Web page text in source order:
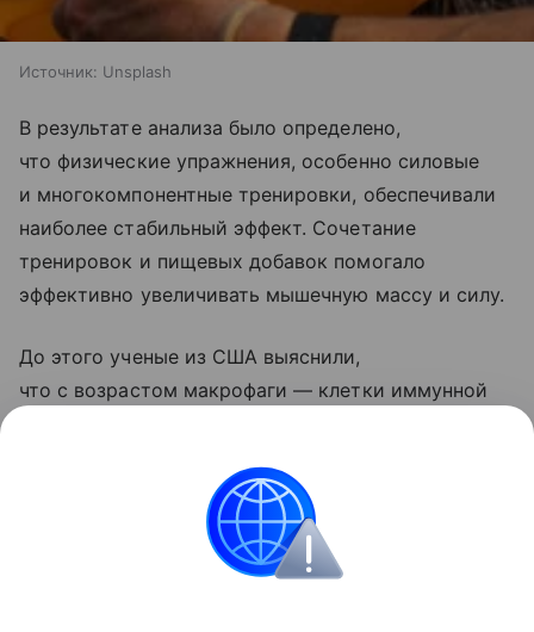
Источник: Unsplash
В результате анализа было определено,
что физические упражнения, особенно силовые
и многокомпонентные тренировки, обеспечивали
наиболее стабильный эффект. Сочетание
тренировок и пищевых добавок помогало
эффективно увеличивать мышечную массу и силу.
До этого ученые из США выяснили,
что с возрастом макрофаги — клетки иммунной
отработавшие нейтрофилы.